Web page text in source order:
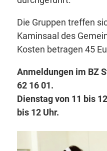
Die Gruppen treffen
Kaminsaal des
Kosten betragen 45
Anmeldungen im BZ
62 16 01.
Dienstag von 11 bis
bis 12 Uhr.